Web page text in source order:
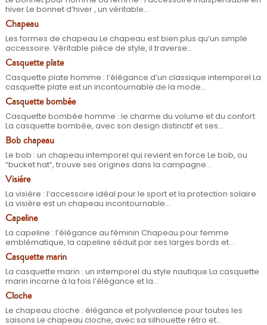
hiver Le bonnet d’hiver , un véritable...
Chapeau
Les formes de chapeau Le chapeau est bien plus qu’un simple
accessoire. Véritable pièce de style, il traverse...
Casquette plate
Casquette plate homme : l’élégance d’un classique intemporel La
casquette plate est un incontournable de la mode...
Casquette bombée
Casquette bombée homme : le charme du volume et du confort
La casquette bombée, avec son design distinctif et ses...
Bob chapeau
Le bob : un chapeau intemporel qui revient en force Le bob, ou
“bucket hat”, trouve ses origines dans la campagne...
Visiére
La visière : l’accessoire idéal pour le sport et la protection solaire
La visière est un chapeau incontournable...
Capeline
La capeline : l’élégance au féminin Chapeau pour femme
emblématique, la capeline séduit par ses larges bords et...
Casquette marin
La casquette marin : un intemporel du style nautique La casquette
marin incarne à la fois l’élégance et la...
Cloche
Le chapeau cloche : élégance et polyvalence pour toutes les
saisons Le chapeau cloche, avec sa silhouette rétro et...